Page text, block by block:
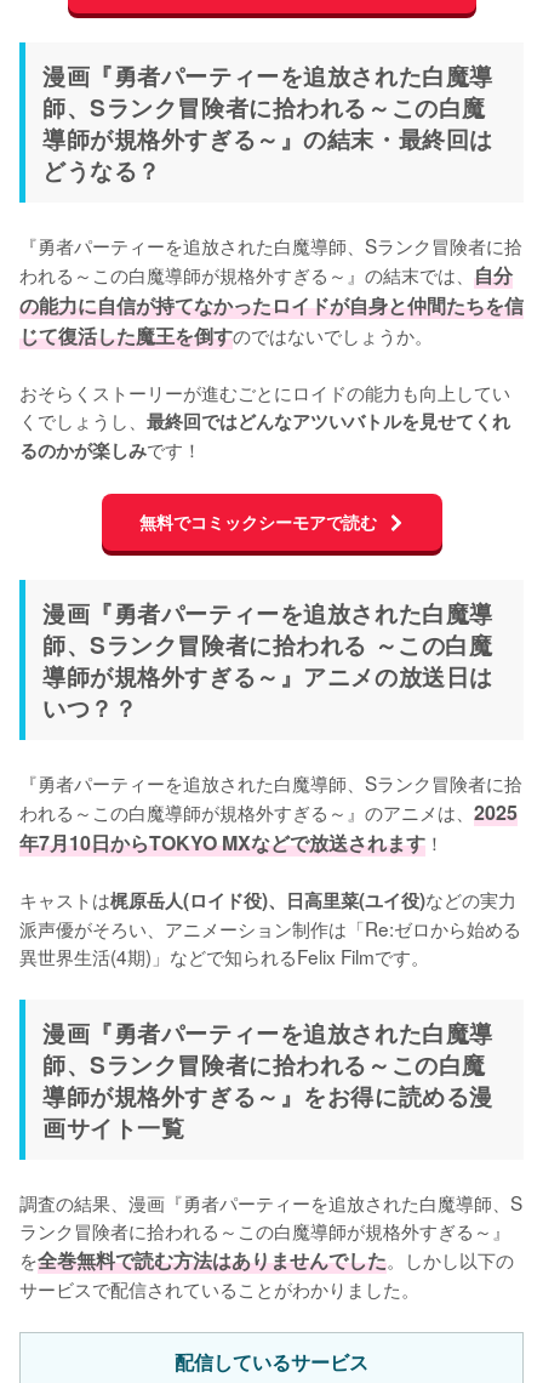
漫画『勇者パーティーを追放された白魔導
師、Sランク冒険者に拾われる～この白魔
導師が規格外すぎる～』の結末・最終回は
どうなる？
『勇者パーティーを追放された白魔導師、Sランク冒険者に拾
われる～この白魔導師が規格外すぎる～』の結末では、 自分
の能力に自信が持てなかったロイドが自身と仲間たちを信
じて復活した魔王を倒すのではないでしょうか。
おそらくストーリーが進むごとにロイドの能力も向上してい
くでしょうし、 最終回ではどんなアツいバトルを見せてくれ
るのかが楽しみ
無料でコミックシーモアで読む
漫画『勇者パーティーを追放された白魔導
師、Sランク冒険者に拾われる ～この白魔
導師が規格外すぎる～』アニメの放送日は
いつ？？
『勇者パーティーを追放された白魔導師、Sランク冒険者に拾
われる～この白魔導師が規格外すぎる～』のアニメは、 2025
年7月10日からTOKYO MXなどで放送されます ！
キャストは梶原岳人(ロイド役)、日高里菜(ユイ役)などの実力
派声優がそろい、アニメーション制作は「Re:ゼロから始める
異世界生活(4期)」などで知られるFelix Filmです。
漫画『勇者パーティーを追放された白魔導
師、Sランク冒険者に拾われる～この白魔
導師が規格外すぎる～』をお得に読める漫
画サイト一覧
調査の結果、漫画『勇者パーティーを追放された白魔導師、S
ランク冒険者に拾われる～この白魔導師が規格外すぎる～』
を全巻無料で読む方法はありませんでした。しかし以下の
サービスで配信されていることがわかりました。
配信しているサービス